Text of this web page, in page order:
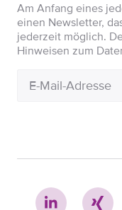
Am Anfang eines
einen Newsletter,
jederzeit möglich.
Hinweisen zum